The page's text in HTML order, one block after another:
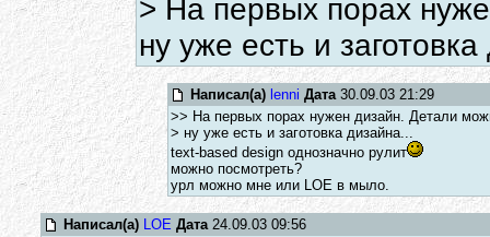
> На первых порах
ну уже есть и
Написал(а) lenni Дата30.09.03 21:29
>> На первых порах нужен дизайн. Детали
> ну уже есть и заготовка дизайна...
text-based design однозначно рулит
можно посмотреть?
урл можно мне или LOE в мыло.
Написал(а) LOE Дата24.09.03 09:56